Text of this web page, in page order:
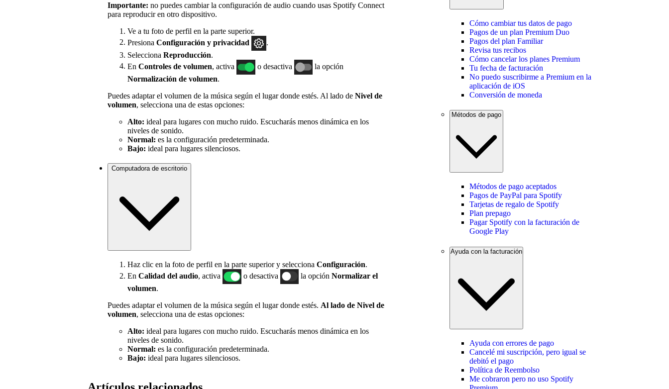
Importante: no puedes cambiar la configuración de audio cuando usas Spotify Connect
para reproducir en otro dispositivo.
Ve a tu foto de perfil en la parte superior.
Presiona Configuración y privacidad
.
Selecciona Reproducción.
En Controles de volumen, activa o desactiva
la opción
Normalización de volumen.
Puedes adaptar el volumen de la música según el lugar donde estés. Al lado de Nivel de
volumen, selecciona una de estas opciones:
Alto: ideal para lugares con mucho ruido. Escucharás menos dinámica en los
niveles de sonido.
Normal: es la configuración predeterminada.
Bajo: ideal para lugares silenciosos.
Computadora de escritorio
Haz clic en la foto de perfil en la parte superior y selecciona Configuración.
En Calidad del audio, activa o desactiva la opción Normalizar el
volumen.
Puedes adaptar el volumen de la música según el lugar donde estés. Al lado de Nivel de
volumen, selecciona una de estas opciones:
Alto: ideal para lugares con mucho ruido. Escucharás menos dinámica en los
niveles de sonido.
Normal: es la configuración predeterminada.
Bajo: ideal para lugares silenciosos.
Cómo cambiar tus datos de pago
Pagos de un plan Premium Duo
Pagos del plan Familiar
Revisa tus recibos
Cómo cancelar los planes Premium
Tu fecha de facturación
No puedo suscribirme a Premium en la
aplicación de iOS
Conversión de moneda
Métodos de pago aceptados
Pagos de PayPal para Spotify
Tarjetas de regalo de Spotify
Plan prepago
Pagar Spotify con la facturación de
Google Play
Ayuda con la facturación
Ayuda con errores de pago
Cancelé mi suscripción, pero igual se
debitó el pago
Política de Reembolso
Me cobraron pero no uso Spotify